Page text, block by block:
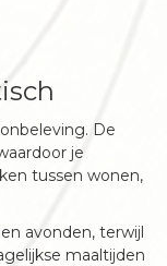
De
je
tussen wonen,
avonden, terwijl
maaltijden